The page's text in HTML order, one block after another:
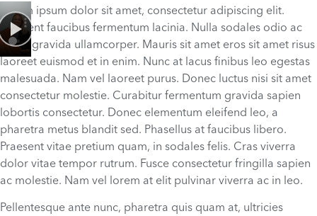
Lorem ipsum dolor sit amet, consectetur adipiscing elit.
Praesent faucibus fermentum lacinia. Nulla sodales odio ac
purus gravida ullamcorper. Mauris sit amet eros sit amet risus
laoreet euismod et in enim. Nunc at lacus finibus leo egestas
malesuada. Nam vel laoreet purus. Donec luctus nisi sit amet
consectetur molestie. Curabitur fermentum gravida sapien
lobortis consectetur. Donec elementum eleifend leo, a
pharetra metus blandit sed. Phasellus at faucibus libero.
Praesent vitae pretium quam, in sodales felis. Cras viverra
dolor vitae tempor rutrum. Fusce consectetur fringilla sapien
ac molestie. Nam vel lorem at elit pulvinar viverra ac in leo.
Pellentesque ante nunc, pharetra quis quam at, ultricies